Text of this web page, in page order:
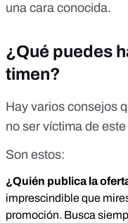
una cara conocida.
¿Qué puedes
timen?
Hay varios consejos
no ser víctima de
Son estos:
¿Quién publica la
imprescindible que
promoción. Busca